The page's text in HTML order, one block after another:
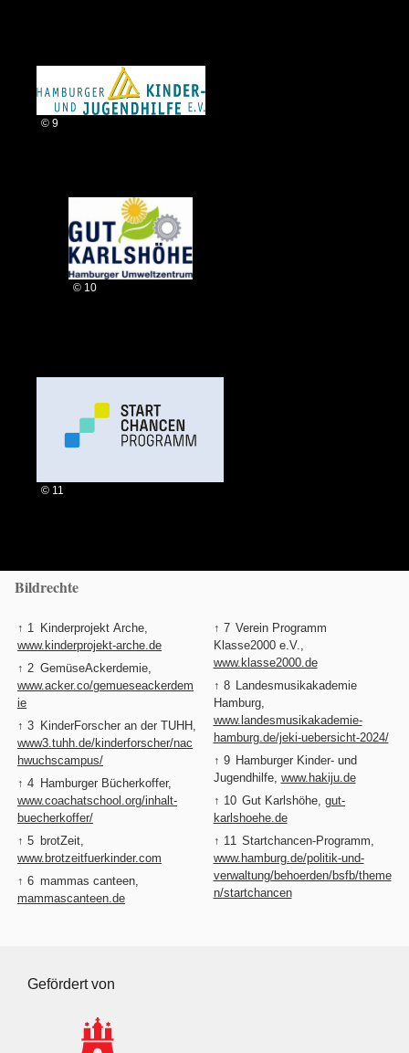
© 9
© 10
© 11
Bildrechte
↑ 1 Kinderprojekt Arche,
www.kinderprojekt-arche.de
↑ 2 GemüseAckerdemie,
www.acker.co/gemueseackerdem
ie
↑ 3 KinderForscher an der TUHH,
www3.tuhh.de/kinderforscher/nac
hwuchscampus/
↑ 4 Hamburger Bücherkoffer,
www.coachatschool.org/inhalt-
buecherkoffer/
↑ 5 brotZeit,
www.brotzeitfuerkinder.com
↑ 6 mammas canteen,
mammascanteen.de
↑ 7 Verein Programm
Klasse2000 e.V.,
www.klasse2000.de
↑ 8 Landesmusikakademie
Hamburg,
www.landesmusikakademie-
hamburg.de/jeki-uebersicht-2024/
↑ 9 Hamburger Kinder- und
Jugendhilfe, www.hakiju.de
↑ 10 Gut Karlshöhe, gut-
karlshoehe.de
↑ 11 Startchancen-Programm,
www.hamburg.de/politik-und-
verwaltung/behoerden/bsfb/theme
n/startchancen
Gefördert von